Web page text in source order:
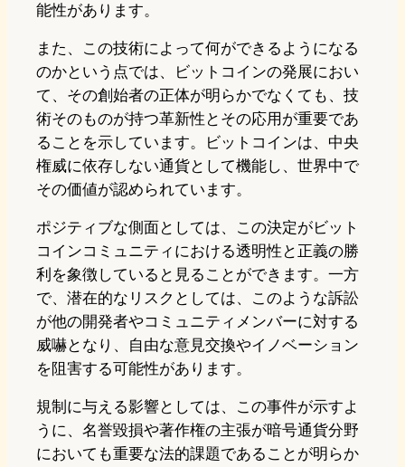
能性があります。
また、この技術によって何ができるようになる
のかという点では、ビットコインの発展におい
て、その創始者の正体が明らかでなくても、技
術そのものが持つ革新性とその応用が重要であ
ることを示しています。ビットコインは、中央
権威に依存しない通貨として機能し、世界中で
その価値が認められています。
ポジティブな側面としては、この決定がビット
コインコミュニティにおける透明性と正義の勝
利を象徴していると見ることができます。一方
で、潜在的なリスクとしては、このような訴訟
が他の開発者やコミュニティメンバーに対する
威嚇となり、自由な意見交換やイノベーション
を阻害する可能性があります。
規制に与える影響としては、この事件が示すよ
うに、名誉毀損や著作権の主張が暗号通貨分野
においても重要な法的課題であることが明らか